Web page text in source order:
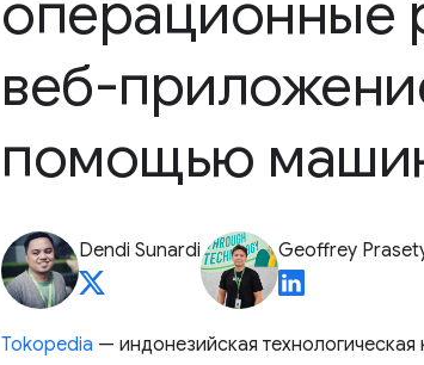
операционные
веб-
помощью
Dendi Sunardi Geoffrey
Tokopedia — индонезийская